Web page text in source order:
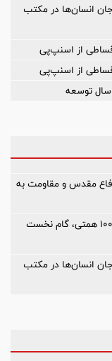
انسان‌ها در مکتب
از اسنپ‌پی
از اسنپ‌پی
دفاع مقدس و مقاومت به
چرخش بزرگ در مؤسسه اعتباری ملل؛ مزایده ۱۰۰ همتی، گام نخست
انسان‌ها در مکتب